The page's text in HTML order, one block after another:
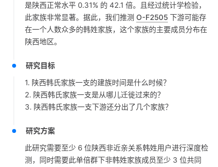
是陕西正常水平 0.31% 的 42.1 倍。且经过统计学检验，
此家族非常显著。据此，我们推测 O-F2505 下游可能存
在一个人数众多的韩姓家族，这个家族的主要成员分布在
陕西地区。
研究目标
1. 陕西韩氏家族一支的建族时间是什么时候？
2. 陕西韩氏家族一支是从哪儿迁徙过来的？
3. 陕西韩氏家族一支下游还分出了几个家族？
研究方案
此研究需要至少 6 位陕西非近亲关系韩姓用户进行深度检
测，同时需要此单倍群下非韩姓家族成员至少 3 位共同